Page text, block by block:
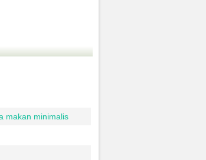
makan minimalis